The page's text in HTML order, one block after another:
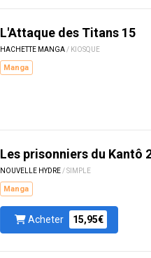
L'Attaque des Titans 15
HACHETTE MANGA / KIOSQUE
Manga
Les prisonniers du Kantô
NOUVELLE HYDRE / SIMPLE
Manga
Acheter 15,95€